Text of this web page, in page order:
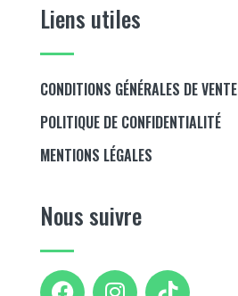
Liens utiles
CONDITIONS GÉNÉRALES DE VENTE
POLITIQUE DE CONFIDENTIALITÉ
MENTIONS LÉGALES
Nous suivre